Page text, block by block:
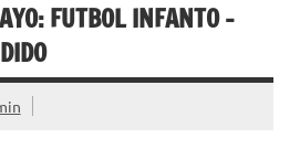
FUTBOL INFANTO –